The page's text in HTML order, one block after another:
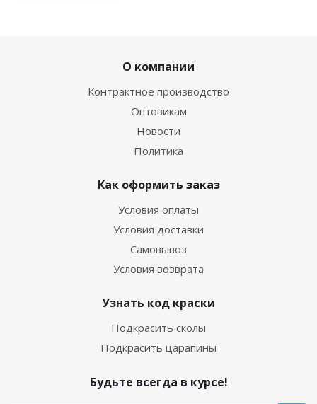
О компании
Контрактное производство
Оптовикам
Новости
Политика
Как оформить заказ
Условия оплаты
Условия доставки
Самовывоз
Условия возврата
Узнать код краски
Подкрасить сколы
Подкрасить царапины
Будьте всегда в курсе!